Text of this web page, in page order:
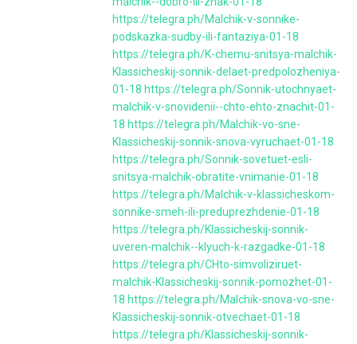
https://telegra.ph/Malchik-v-sonnike-
podskazka-sudby-ili-fantaziya-01-18
https://telegra.ph/K-chemu-snitsya-malchik-
Klassicheskij-sonnik-delaet-predpolozheniya-
01-18 https://telegra.ph/Sonnik-utochnyaet-
malchik-v-snovidenii--chto-ehto-znachit-01-
18 https://telegra.ph/Malchik-vo-sne-
Klassicheskij-sonnik-snova-vyruchaet-01-18
https://telegra.ph/Sonnik-sovetuet-esli-
snitsya-malchik-obratite-vnimanie-01-18
https://telegra.ph/Malchik-v-klassicheskom-
sonnike-smeh-ili-preduprezhdenie-01-18
https://telegra.ph/Klassicheskij-sonnik-
uveren-malchik--klyuch-k-razgadke-01-18
https://telegra.ph/CHto-simvoliziruet-
malchik-Klassicheskij-sonnik-pomozhet-01-
18 https://telegra.ph/Malchik-snova-vo-sne-
Klassicheskij-sonnik-otvechaet-01-18
https://telegra.ph/Klassicheskij-sonnik-